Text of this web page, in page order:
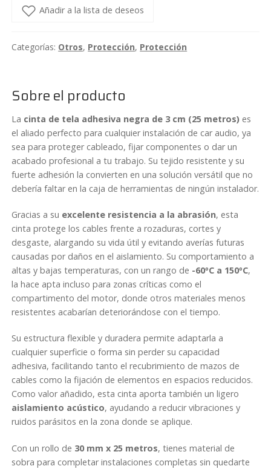
tela
negra
(25
metros)
cantidad
Añadir a la lista de deseos
Categorías: Otros, Protección, Protección
Sobre el producto
La cinta de tela adhesiva negra de 3 cm (25 metros) es
el aliado perfecto para cualquier instalación de car audio, ya
sea para proteger cableado, fijar componentes o dar un
acabado profesional a tu trabajo. Su tejido resistente y su
fuerte adhesión la convierten en una solución versátil que no
debería faltar en la caja de herramientas de ningún instalador.
Gracias a su excelente resistencia a la abrasión, esta
cinta protege los cables frente a rozaduras, cortes y
desgaste, alargando su vida útil y evitando averías futuras
causadas por daños en el aislamiento. Su comportamiento a
altas y bajas temperaturas, con un rango de -60ºC a 150ºC,
la hace apta incluso para zonas críticas como el
compartimento del motor, donde otros materiales menos
resistentes acabarían deteriorándose con el tiempo.
Su estructura flexible y duradera permite adaptarla a
cualquier superficie o forma sin perder su capacidad
adhesiva, facilitando tanto el recubrimiento de mazos de
cables como la fijación de elementos en espacios reducidos.
Como valor añadido, esta cinta aporta también un ligero
aislamiento acústico, ayudando a reducir vibraciones y
ruidos parásitos en la zona donde se aplique.
Con un rollo de 30 mm x 25 metros, tienes material de
sobra para completar instalaciones completas sin quedarte